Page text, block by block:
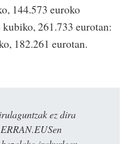
144.573 euroko
261.733 eurotan:
182.261 eurotan.
ez dira